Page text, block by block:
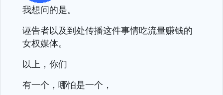
我想问的是。
诬告者以及到处传播这件事情吃流量赚钱的
女权媒体。
以上，你们
有一个，哪怕是一个，